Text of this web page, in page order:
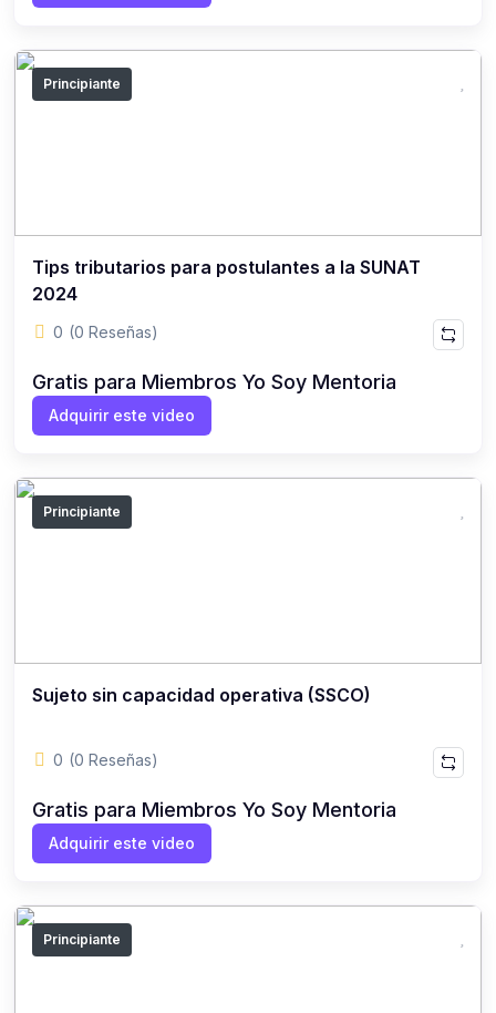
Principiante
Tips tributarios para postulantes a la SUNAT
2024
0 (0 Reseñas)
Gratis para Miembros Yo Soy Mentoria
Adquirir este video
Principiante
Sujeto sin capacidad operativa (SSCO)
0 (0 Reseñas)
Gratis para Miembros Yo Soy Mentoria
Adquirir este video
Principiante